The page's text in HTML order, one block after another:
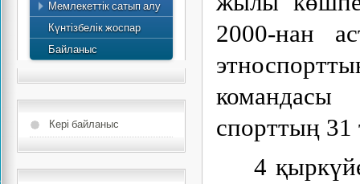
2000-нан
спорттың
4
Мемлекеттік сатып алу
есебі
Күнтізбелік жоспар
Байланыс
Кері байланыс